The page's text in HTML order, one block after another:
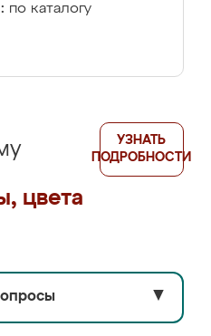
по каталогу
цвета
УЗНАТЬ
ПОДРОБНОСТИ
▼